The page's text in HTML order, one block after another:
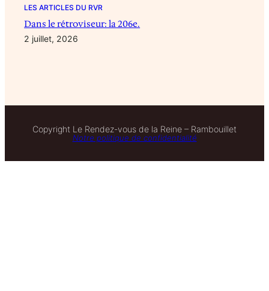
LES ARTICLES DU RVR
Dans le rétroviseur: la 206e.
2 juillet, 2026
Copyright Le Rendez-vous de la Reine – Rambouillet
Notre politique de confidentialité